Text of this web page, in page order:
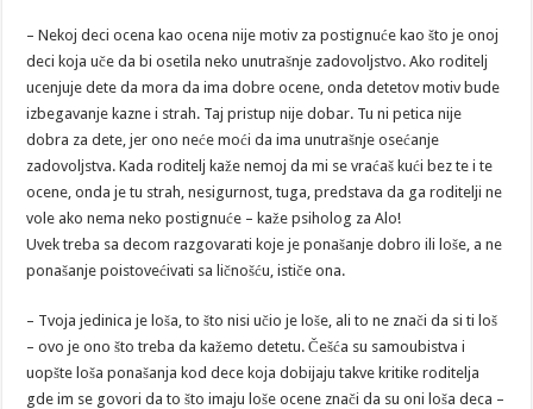
– Nekoj deci ocena kao ocena nije motiv za postignuće kao što je onoj
deci koja uče da bi osetila neko unutrašnje zadovoljstvo. Ako roditelj
ucenjuje dete da mora da ima dobre ocene, onda detetov motiv bude
izbegavanje kazne i strah. Taj pristup nije dobar. Tu ni petica nije
dobra za dete, jer ono neće moći da ima unutrašnje osećanje
zadovoljstva. Kada roditelj kaže nemoj da mi se vraćaš kući bez te i te
ocene, onda je tu strah, nesigurnost, tuga, predstava da ga roditelji ne
vole ako nema neko postignuće – kaže psiholog za Alo!
Uvek treba sa decom razgovarati koje je ponašanje dobro ili loše, a ne
ponašanje poistovećivati sa ličnošću, ističe ona.
– Tvoja jedinica je loša, to što nisi učio je loše, ali to ne znači da si ti loš
– ovo je ono što treba da kažemo detetu. Češća su samoubistva i
uopšte loša ponašanja kod dece koja dobijaju takve kritike roditelja
gde im se govori da to što imaju loše ocene znači da su oni loša deca –